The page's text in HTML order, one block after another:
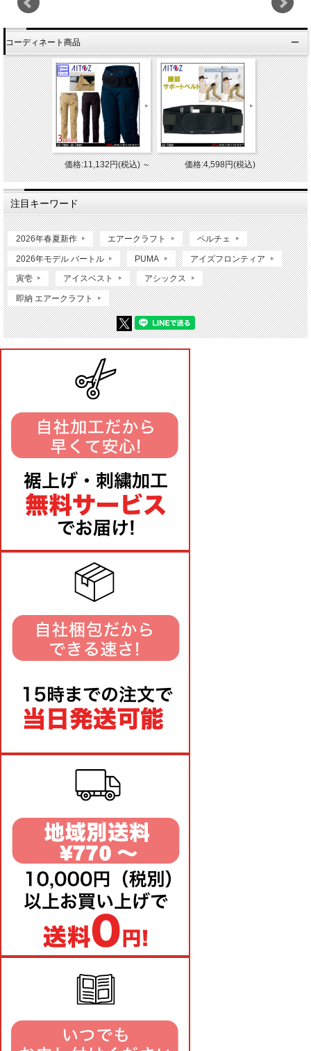
コーディネート商品
価格:11,132円(税込)～ 価格:4,598円(税込)
注目キーワード
2026年春夏新作 エアークラフト ペルチェ
2026年モデル バートル PUMA アイズフロンティア
寅壱 アイスベスト アシックス
即納 エアークラフト